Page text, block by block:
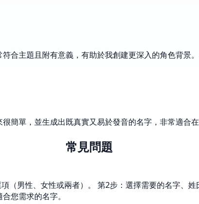
合主題且附有意義，有助於我創建更深入的角色背景
簡單，並生成出既真實又易於發音的名字，非常適合
常見問題
（男性、女性或兩者）。 第2步：選擇需要的名字、
您需求的名字。